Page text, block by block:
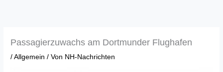
Passagierzuwachs am Dortmunder Flughafen
/Allgemein / Von NH-Nachrichten